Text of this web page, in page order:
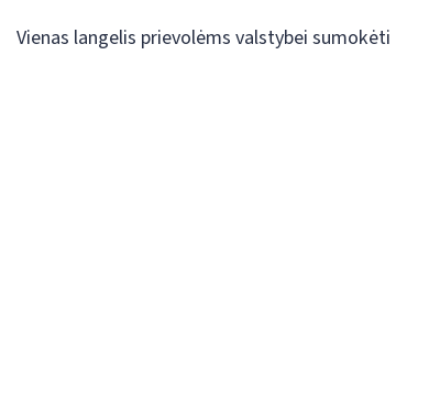
Vienas langelis prievolėms valstybei sumokėti